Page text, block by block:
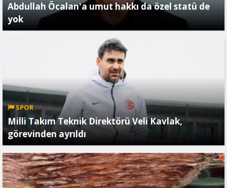
Abdullah Öcalan'a umut hakkı da özel statü de
yok
SPOR
Milli Takım Teknik Direktörü Veli Kavlak,
görevinden ayrıldı